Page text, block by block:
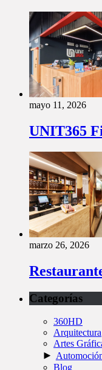
mayo 11, 2026
UNIT365
marzo 26, 2026
Categorías
360HD
Arquitectura
Artes
►
Blog